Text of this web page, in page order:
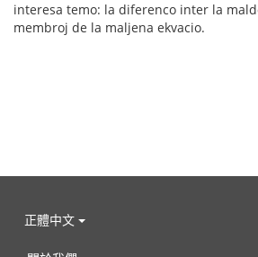
interesa temo: la diferenco inter la
membroj de la maljena ekvacio.
正體中文